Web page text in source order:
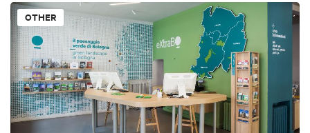
OTHER